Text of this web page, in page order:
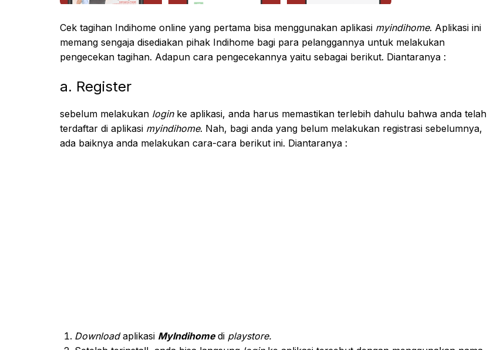
Cek tagihan Indihome online yang pertama bisa menggunakan aplikasi myindihome. Aplikasi ini
memang sengaja disediakan pihak Indihome bagi para pelanggannya untuk melakukan
pengecekan tagihan. Adapun cara pengecekannya yaitu sebagai berikut. Diantaranya :
a. Register
sebelum melakukan login ke aplikasi, anda harus memastikan terlebih dahulu bahwa anda telah
terdaftar di aplikasi myindihome. Nah, bagi anda yang belum melakukan registrasi sebelumnya,
ada baiknya anda melakukan cara-cara berikut ini. Diantaranya :
Downloadaplikasi MyIndihome di playstore.